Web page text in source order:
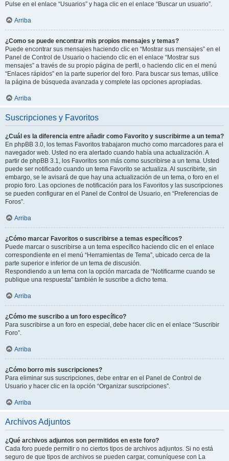
Pulse en el enlace “Usuarios” y haga clic en el enlace “Buscar un usuario”.
Arriba
¿Como se puede encontrar mis propios mensajes y temas?
Puede encontrar sus mensajes haciendo clic en “Mostrar sus mensajes” en el
Panel de Control de Usuario o haciendo clic en el enlace “Mostrar sus
mensajes” a través de su propio página de perfil, o haciendo clic en el menú
“Enlaces rápidos” en la parte superior del foro. Para buscar sus temas, utilice
la página de búsqueda avanzada y complete las opciones apropiadas.
Arriba
Suscripciones y Favoritos
¿Cuál es la diferencia entre añadir como Favorito y suscribirme a un tema?
En phpBB 3.0, los temas Favoritos trabajaron mucho como marcadores para el
navegador web. Usted no era alertado cuando había una actualización. A
partir de phpBB 3.1, los Favoritos son más como suscribirse a un tema. Usted
puede ser notificado cuando un tema Favorito se actualiza. Al suscribirte, sin
embargo, se le avisará de que hay una actualización de un tema, o foro en el
propio foro. Las opciones de notificación para los Favoritos y las suscripciones
se pueden configurar en el Panel de Control de Usuario, en “Preferencias de
Foros”.
Arriba
¿Cómo marcar Favoritos o suscribirse a temas específicos?
Puede marcar o suscribirse a un tema específico haciendo clic en el enlace
correspondiente en el menú “Herramientas de Tema”, ubicado cerca de la
parte superior e inferior de un tema de discusión.
Respondiendo a un tema con la opción marcada de “Notificarme cuando se
publique una respuesta” también le suscribe a dicho tema.
Arriba
¿Cómo me suscribo a un foro específico?
Para suscribirse a un foro en especial, debe hacer clic en el enlace “Suscribir
Foro”.
Arriba
¿Cómo borro mis suscripciones?
Para eliminar sus suscripciones, debe entrar en el Panel de Control de
Usuario y hacer clic en la opción “Organizar suscripciones”.
Arriba
Archivos Adjuntos
¿Qué archivos adjuntos son permitidos en este foro?
Cada foro puede permitir o no ciertos tipos de archivos adjuntos. Si no está
seguro de que tipos de archivos se pueden cargar, comuníquese con La